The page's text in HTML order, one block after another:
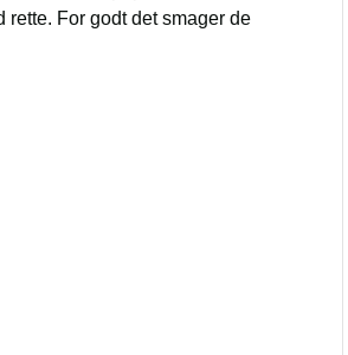
For godt det smager de